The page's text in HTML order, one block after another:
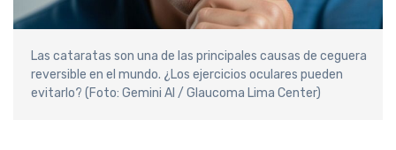
Las cataratas son una de las principales causas de ceguera
reversible en el mundo. ¿Los ejercicios oculares pueden
evitarlo? (Foto: Gemini AI / Glaucoma Lima Center)